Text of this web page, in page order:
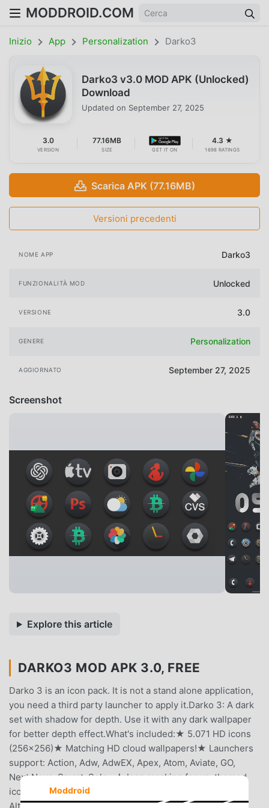
MODDROID.COM
Inizio App Personalization Darko3
Darko3 v3.0 MOD APK (Unlocked)
Download
Updated on September 27, 2025
3.0
VERSION
77.16MB
SIZE GET IT ON
4.3 ★
1698 RATINGS
Scarica APK (77.16MB)
Versioni precedenti
NOME APP Darko3
FUNZIONALITÀ MOD Unlocked
VERSIONE 3.0
GENERE Personalization
AGGIORNATO September 27, 2025
Screenshot
Explore this article
DARKO3 MOD APK 3.0, FREE
Darko 3 is an icon pack. It is not a stand alone application,
you need a third party launcher to apply it.Darko 3: A dark
set with shadow for depth. Use it with any dark wallpaper
for better depth effect.What's included:★ 5.071 HD icons
(256x256)★ Matching HD cloud wallpapers!★ Launchers
support: Action, Adw, AdwEX, Apex, Atom, Aviate, GO,
Next,Nova, Smart, Solo...★ Icon masking for un-themed
icons★ Dynamic calendar (For Nova Launcher)★
Moddroid